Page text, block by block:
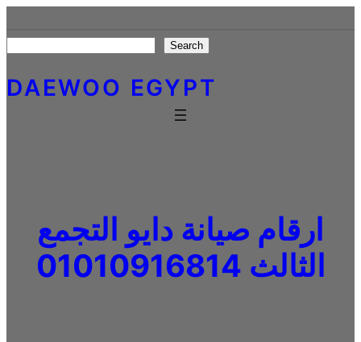
to
content
Search
DAEWOO EGYPT
ارقام صيانة دايو التجمع
الثالث 01010916814